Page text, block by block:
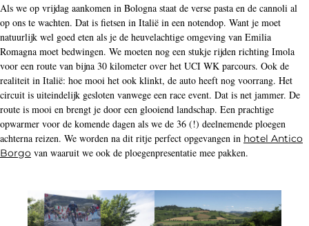
Als we op vrijdag aankomen in Bologna staat de verse pasta en de cannoli al
op ons te wachten. Dat is fietsen in Italië in een notendop. Want je moet
natuurlijk wel goed eten als je de heuvelachtige omgeving van Emilia
Romagna moet bedwingen. We moeten nog een stukje rijden richting Imola
voor een route van bijna 30 kilometer over het UCI WK parcours. Ook de
realiteit in Italië: hoe mooi het ook klinkt, de auto heeft nog voorrang. Het
circuit is uiteindelijk gesloten vanwege een race event. Dat is net jammer. De
route is mooi en brengt je door een glooiend landschap. Een prachtige
opwarmer voor de komende dagen als we de 36 (!) deelnemende ploegen
achterna reizen. We worden na dit ritje perfect opgevangen in hotel Antico
Borgo van waaruit we ook de ploegenpresentatie mee pakken.